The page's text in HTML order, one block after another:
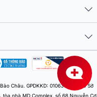
ra âm thanh hỗn độn, đấu
thì hoàn toàn khác biệt. Được
Array ghe rất chuẩn xác
động của Loa
Châu. GPDKKD: 0106303879 do Sở
tòa nhà MD Complex, số 68 Nguyễn Cơ